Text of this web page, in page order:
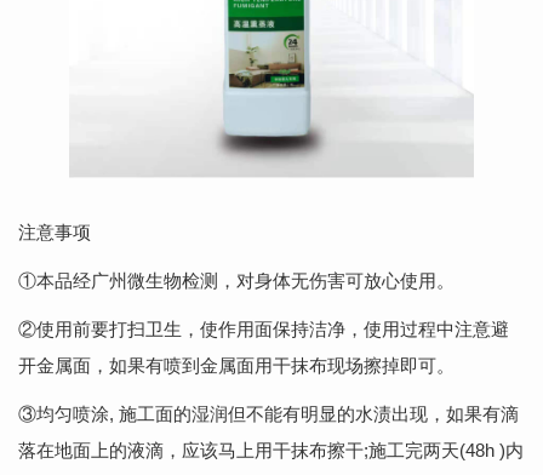
注意事项
①本品经广州微生物检测，对身体无伤害可放心使用。
②使用前要打扫卫生，使作用面保持洁净，使用过程中注意避
开金属面，如果有喷到金属面用干抹布现场擦掉即可。
③均匀喷涂, 施工面的湿润但不能有明显的水渍出现，如果有滴
落在地面上的液滴，应该马上用干抹布擦干;施工完两天(48h )内